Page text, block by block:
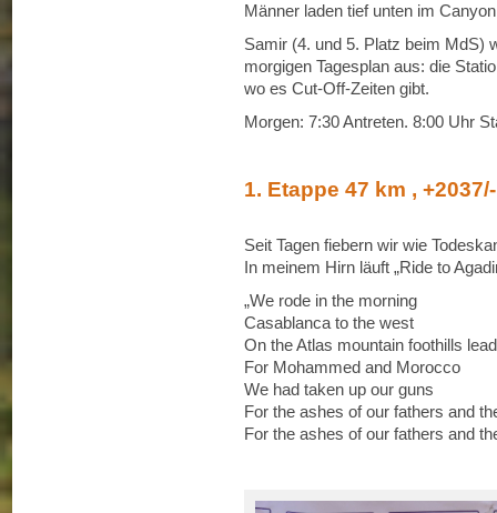
Männer laden tief unten im
Samir (4. und 5. Platz beim MdS)
morgigen Tagesplan aus: die
wo es Cut-Off-Zeiten gibt.
Morgen: 7:30 Antreten. 8:00 Uhr
1. Etappe 47 km ,
Seit Tagen fiebern wir wie
In meinem Hirn läuft „Ride to
„We rode in the morning
Casablanca to the west
On the Atlas mountain foothills
For Mohammed and Morocco
We had taken up our guns
For the ashes of our fathers and
For the ashes of our fathers and